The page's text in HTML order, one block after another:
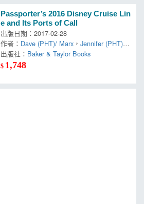
Passporter’s 2016 Disney Cruise Lin
e and Its Ports of Call
出版日期：2017-02-28
作者： Dave (PHT)/ Marx ，Jennifer (PHT)，
Marx
出版社： Baker & Taylor Books
$ 1,748